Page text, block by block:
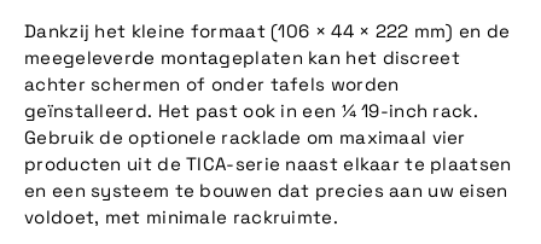
Dankzij het kleine formaat (106 × 44 × 222 mm) en de
meegeleverde montageplaten kan het discreet
achter schermen of onder tafels worden
geïnstalleerd. Het past ook in een ¼ 19-inch rack.
Gebruik de optionele racklade om maximaal vier
producten uit de TICA-serie naast elkaar te plaatsen
en een systeem te bouwen dat precies aan uw eisen
voldoet, met minimale rackruimte.